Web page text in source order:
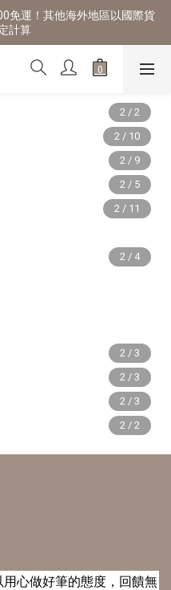
免運！其他海外地區以國際貨
計算
心做好筆的態度 ， 回饋無